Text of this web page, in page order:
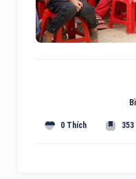
0 Thích